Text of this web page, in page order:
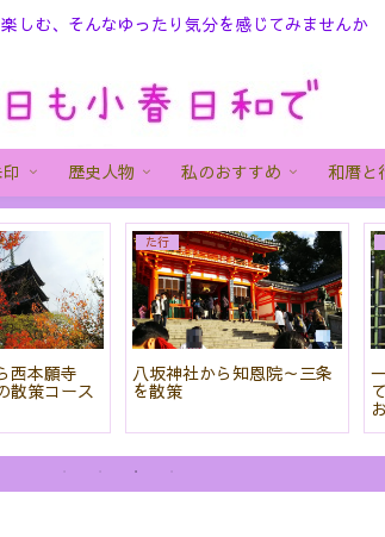
しむ、そんなゆったり気分を感じてみませんか
歴史人物 私のおすすめ 和暦と
見稲荷大
はお神輿
さ行
京都 山科散策 ～随心院で
小野小町気分
あ行
「
音
も